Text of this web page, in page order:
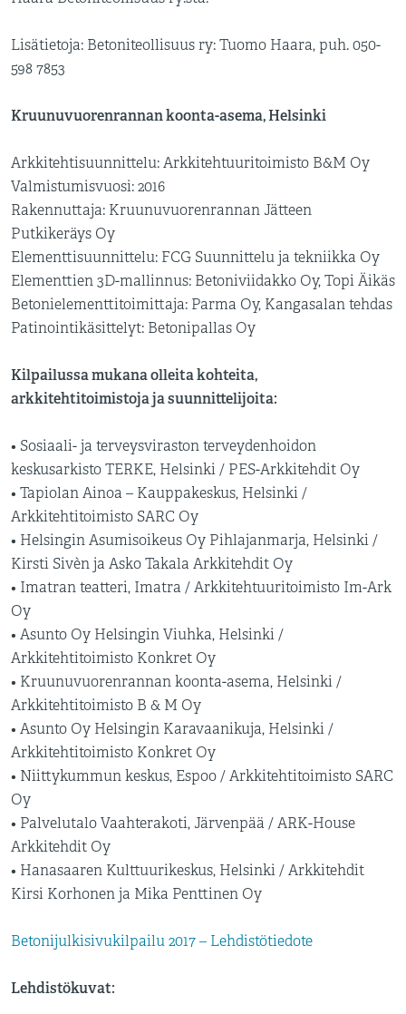
Lisätietoja: Betoniteollisuus ry: Tuomo Haara, puh. 050-
598 7853
Kruunuvuorenrannan koonta-asema, Helsinki
Arkkitehtisuunnittelu: Arkkitehtuuritoimisto B&M Oy
Valmistumisvuosi: 2016
Rakennuttaja: Kruunuvuorenrannan Jätteen
Putkikeräys Oy
Elementtisuunnittelu: FCG Suunnittelu ja tekniikka Oy
Elementtien 3D-mallinnus: Betoniviidakko Oy, Topi Äikäs
Betonielementtitoimittaja: Parma Oy, Kangasalan tehdas
Patinointikäsittelyt: Betonipallas Oy
Kilpailussa mukana olleita kohteita,
arkkitehtitoimistoja ja suunnittelijoita:
• Sosiaali- ja terveysviraston terveydenhoidon
keskusarkisto TERKE, Helsinki / PES-Arkkitehdit Oy
• Tapiolan Ainoa – Kauppakeskus, Helsinki /
Arkkitehtitoimisto SARC Oy
• Helsingin Asumisoikeus Oy Pihlajanmarja, Helsinki /
Kirsti Sivèn ja Asko Takala Arkkitehdit Oy
• Imatran teatteri, Imatra / Arkkitehtuuritoimisto Im-Ark
Oy
• Asunto Oy Helsingin Viuhka, Helsinki /
Arkkitehtitoimisto Konkret Oy
• Kruunuvuorenrannan koonta-asema, Helsinki /
Arkkitehtitoimisto B & M Oy
• Asunto Oy Helsingin Karavaanikuja, Helsinki /
Arkkitehtitoimisto Konkret Oy
• Niittykummun keskus, Espoo / Arkkitehtitoimisto SARC
Oy
• Palvelutalo Vaahterakoti, Järvenpää / ARK-House
Arkkitehdit Oy
• Hanasaaren Kulttuurikeskus, Helsinki / Arkkitehdit
Kirsi Korhonen ja Mika Penttinen Oy
Betonijulkisivukilpailu 2017 – Lehdistötiedote
Lehdistökuvat: